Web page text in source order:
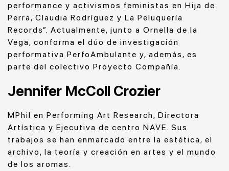
performance y activismos feministas en Hija de
Perra, Claudia Rodríguez y La Peluquería
Records”. Actualmente, junto a Ornella de la
Vega, conforma el dúo de investigación
performativa PerfoAmbulante y, además, es
parte del colectivo Proyecto Compañía.
Jennifer McColl Crozier
MPhil en Performing Art Research, Directora
Artística y Ejecutiva de centro NAVE. Sus
trabajos se han enmarcado entre la estética, el
archivo, la teoría y creación en artes y el mundo
de los aromas.